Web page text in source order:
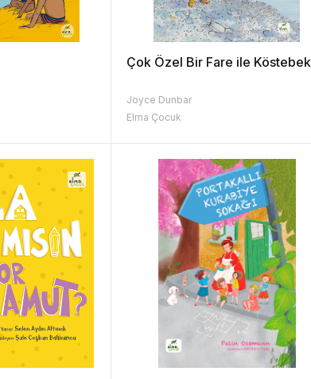
Çok Özel Bir Fare ile Köstebek
Joyce Dunbar
Elma Çocuk